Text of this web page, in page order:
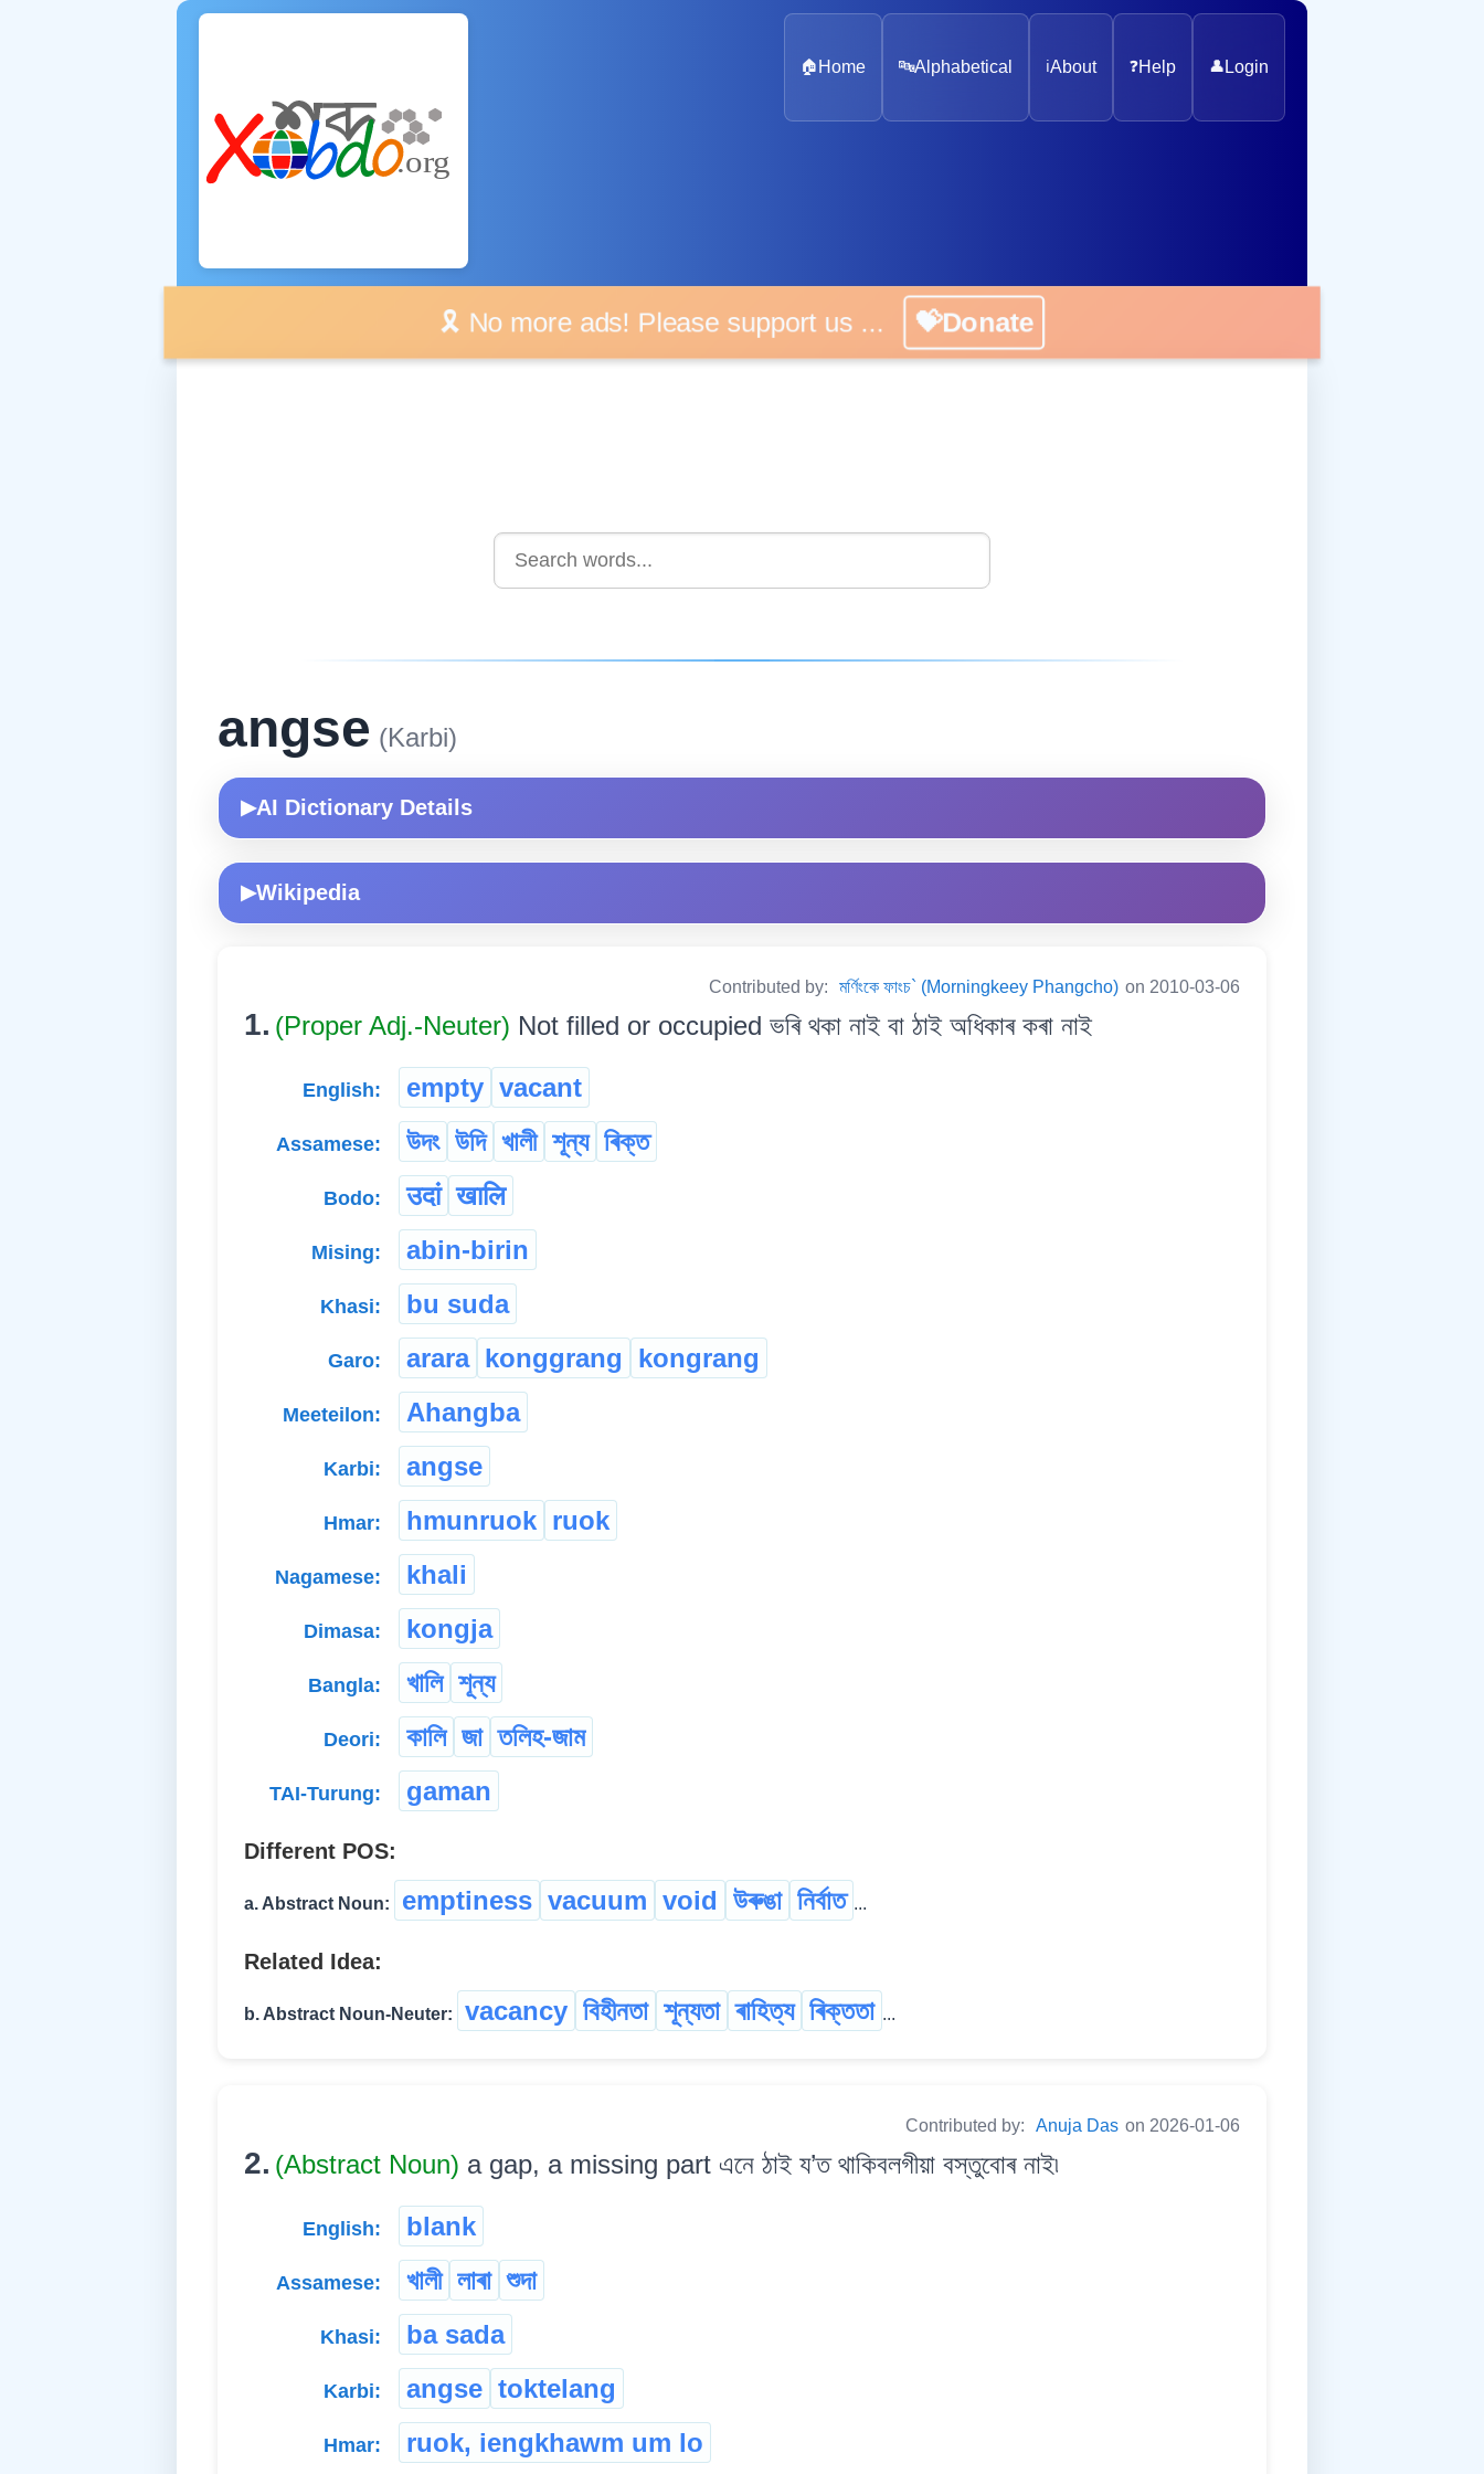
🏠 Home 🔤Alphabetical ℹ️About ❓Help 👤 Login
🎗️ No more ads! Please support us ... 💝Donate
angse (Karbi)
▶AI Dictionary Details
▶Wikipedia
Contributed by: মৰ্ণিংকে ফাংচ` (Morningkeey Phangcho) on 2010-03-06
1. (Proper Adj.-Neuter) Not filled or occupied ভৰি থকা নাই বা ঠাই অধিকাৰ কৰা নাই
English: empty vacant
Assamese: উদং উদি খালী শূন্য ৰিক্ত
Bodo: उदां खालि
Mising: abin-birin
Khasi: bu suda
Garo: arara konggrang kongrang
Meeteilon: Ahangba
Karbi: angse
Hmar: hmunruok ruok
Nagamese: khali
Dimasa: kongja
Bangla: খালি শূন্য
Deori: কালি জা তলিহ-জাম
TAI-Turung: gaman
Different POS:
a. Abstract Noun: emptiness vacuum void উৰুঙা নিৰ্বাত ...
Related Idea:
b. Abstract Noun-Neuter: vacancy বিহীনতা শূন্যতা ৰাহিত্য ৰিক্ততা ...
Contributed by: Anuja Das on 2026-01-06
2. (Abstract Noun) a gap, a missing part এনে ঠাই য’ত থাকিবলগীয়া বস্তুবোৰ নাই৷
English: blank
Assamese: খালী লাৰা শুদা
Khasi: ba sada
Karbi: angse toktelang
Hmar: ruok, iengkhawm um lo